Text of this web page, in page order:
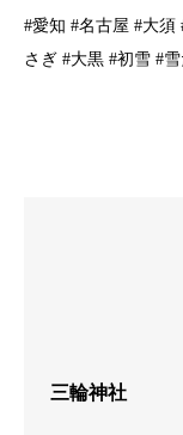
#愛知 #名古屋 #大須
さぎ #大黒 #初雪 #雪
三輪神社